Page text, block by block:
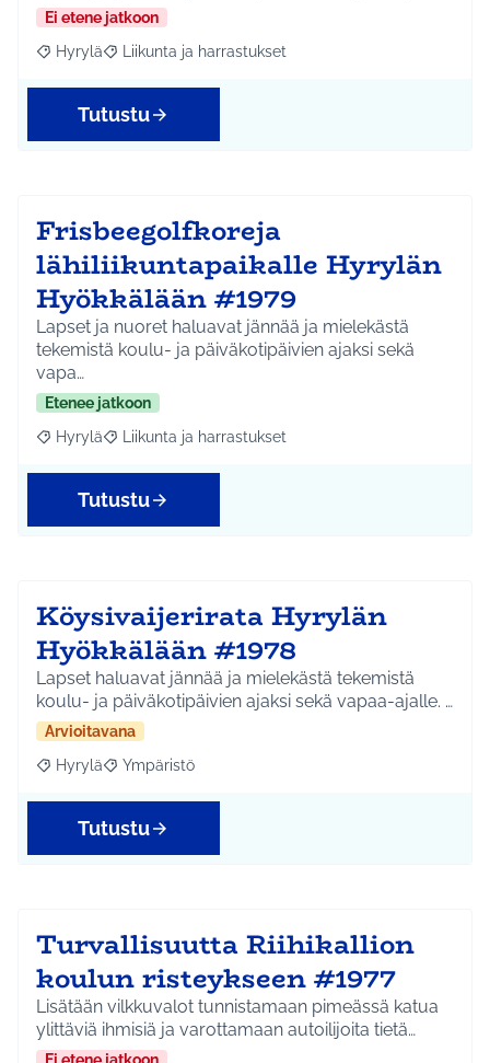
Ei etene jatkoon
Rajaa tulokset aihepiirin mukaan: Hyrylä
Hyrylä Rajaa tulokset teeman mukaan: Liikunta ja
Liikunta ja harrastukset
Tutustu
Frisbeegolfkoreja
lähiliikuntapaikalle Hyrylän
Hyökkälään #1979
Lapset ja nuoret haluavat jännää ja mielekästä
tekemistä koulu- ja päiväkotipäivien ajaksi sekä
vapa…
Etenee jatkoon
Rajaa tulokset aihepiirin mukaan: Hyrylä
Hyrylä Rajaa tulokset teeman mukaan: Liikunta ja
Liikunta ja harrastukset
Tutustu
Köysivaijerirata Hyrylän
Hyökkälään #1978
Lapset haluavat jännää ja mielekästä tekemistä
koulu- ja päiväkotipäivien ajaksi sekä vapaa-ajalle. …
Arvioitavana
Rajaa tulokset aihepiirin mukaan: Hyrylä
Hyrylä Rajaa tulokset teeman mukaan: Ympäristö
Ympäristö
Tutustu
Turvallisuutta Riihikallion
koulun risteykseen #1977
Lisätään vilkkuvalot tunnistamaan pimeässä katua
ylittäviä ihmisiä ja varottamaan autoilijoita tietä…